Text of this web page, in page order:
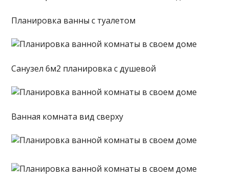
Планировка ванны с туалетом
Санузел 6м2 планировка с душевой
Ванная комната вид сверху